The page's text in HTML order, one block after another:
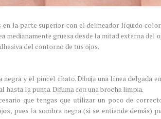
en la parte superior con el delineador líquido color
medianamente gruesa desde la mitad externa del
del contorno de tus ojos.
negra y el pincel chato. Dibuja una línea delgada
hasta la punta. Difuma con una brocha limpia.
que tengas que utilizar un poco de
pues la sombra negra (si se entiende demás)